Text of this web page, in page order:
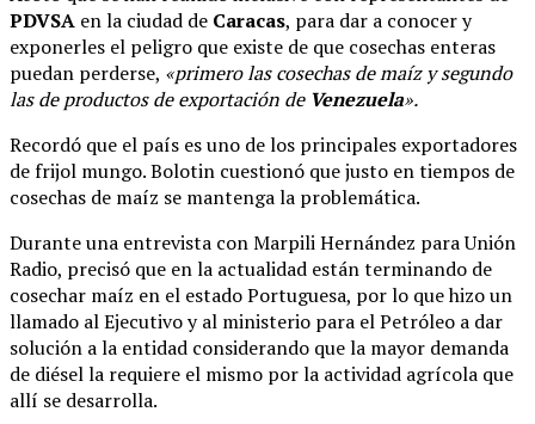
PDVSA en la ciudad de Caracas, para dar a conocer y
exponerles el peligro que existe de que cosechas enteras
puedan perderse, «primero las cosechas de maíz y segundo
las de productos de exportación de Venezuela».
Recordó que el país es uno de los principales exportadores
de frijol mungo. Bolotin cuestionó que justo en tiempos de
cosechas de maíz se mantenga la problemática.
Durante una entrevista con Marpili Hernández para Unión
Radio, precisó que en la actualidad están terminando de
cosechar maíz en el estado Portuguesa, por lo que hizo un
llamado al Ejecutivo y al ministerio para el Petróleo a dar
solución a la entidad considerando que la mayor demanda
de diésel la requiere el mismo por la actividad agrícola que
allí se desarrolla.